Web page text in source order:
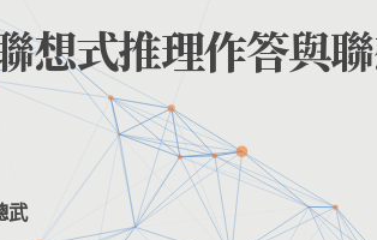
想式推理作答與
武